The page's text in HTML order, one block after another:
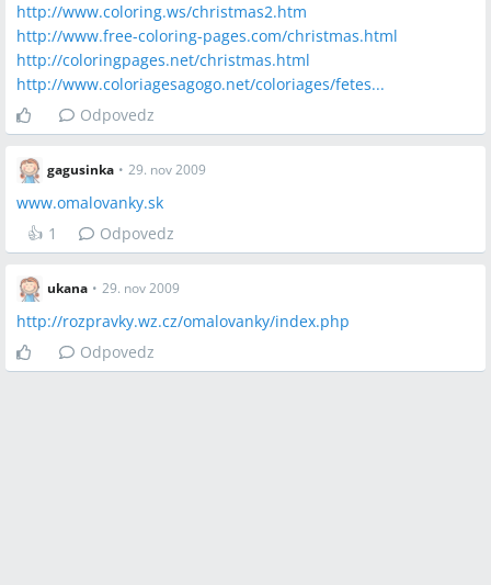
http://www.coloring.ws/christmas2.htm
http://www.free-coloring-pages.com/christmas.html
http://coloringpages.net/christmas.html
http://www.coloriagesagogo.net/coloriages/fetes...
Odpovedz
gagusinka • 29. nov 2009
www.omalovanky.sk
👍 1 Odpovedz
ukana • 29. nov 2009
http://rozpravky.wz.cz/omalovanky/index.php
Odpovedz